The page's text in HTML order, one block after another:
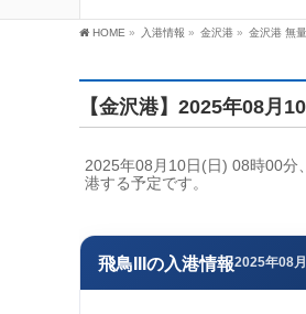
HOME » 入港情報 » 金沢港 » 金沢港 無
【金沢港】2025年08月
2025年08月10日(日) 08時00分
港する予定です。
飛鳥IIIの入港情報2025年08